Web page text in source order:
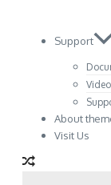
Support
About
Visit Us